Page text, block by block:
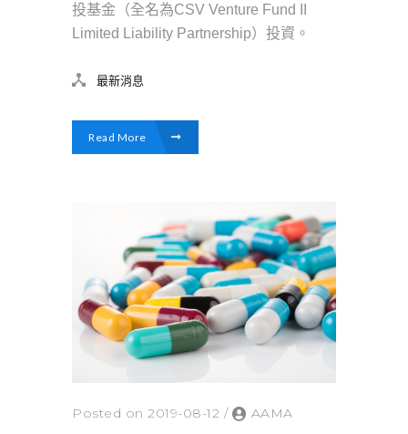
投基金（全名為CSV Venture Fund II
Limited Liability Partnership）投資。
最新消息
Read More
Posted on 2019-08-12 / AAMA